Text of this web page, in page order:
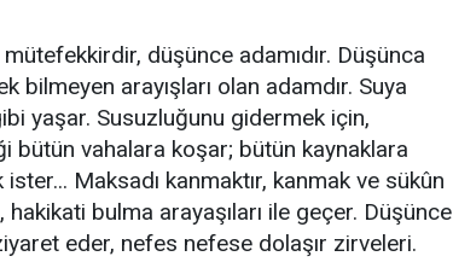
düşünce adamıdır. Düşünca
bilmeyen arayışları olan adamdır. Suya
yaşar. Susuzluğunu gidermek için,
bütün vahalara koşar; bütün kaynaklara
Maksadı kanmaktır, kanmak ve sükûn
hakikati bulma arayaşıları ile geçer. Düşünce
eder, nefes nefese dolaşır zirveleri.